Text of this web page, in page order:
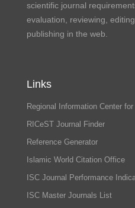
scientific journal
evaluation, reviewing,
publishing in the web.
Links
Regional Information Center
RICeST Journal Finder
Reference Generator
Islamic World Citation Office
ISC Journal Performance
ISC Master Journals List